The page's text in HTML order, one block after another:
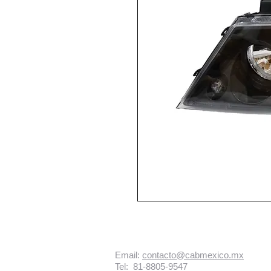
Email: contacto@cabmexico.mx
Tel: 81-8805-9547